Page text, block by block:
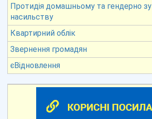
Протидія домашньому та гендерно
насильству
Квартирний облік
Звернення громадян
єВідновлення